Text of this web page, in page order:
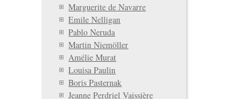
Marguerite de Navarre
Emile Nelligan
Pablo Neruda
Martin Niemöller
Amélie Murat
Louisa Paulin
Boris Pasternak
Jeanne Perdriel Vaissière